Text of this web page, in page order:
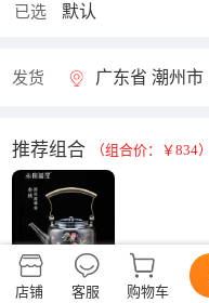
已选 默认
发货 广东省 潮州市
推荐组合 （组合价：￥834）
216.
店铺 客服 购物车